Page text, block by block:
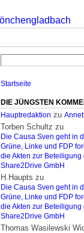
Startseite
DIE JÜNGSTEN
Hauptredaktion zu
Torben Schultz zu
Die Causa Sven geht in
Grüne, Linke und FDP
die Akten zur Beteiligung
Share2Drive GmbH
H.Haupts zu
Die Causa Sven geht in
Grüne, Linke und FDP
die Akten zur Beteiligung
Share2Drive GmbH
Thomas Wasilewski